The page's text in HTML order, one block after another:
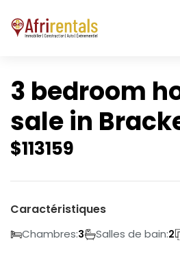
3 bedroom
sale in
$113159
Caractéristiques
Chambres:3 Salles de bain:2